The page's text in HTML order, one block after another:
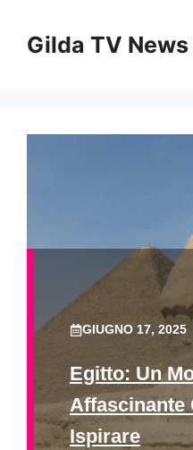
contenuto
Gilda TV News
GIUGNO 17, 2025
Egitto: Un
Affascinante
Ispirare